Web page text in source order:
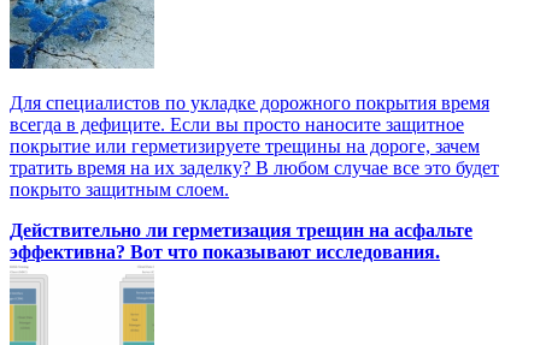
Для специалистов по укладке дорожного покрытия время
всегда в дефиците. Если вы просто наносите защитное
покрытие или герметизируете трещины на дороге, зачем
тратить время на их заделку? В любом случае все это будет
покрыто защитным слоем.
Действительно ли герметизация трещин на асфальте
эффективна? Вот что показывают исследования.